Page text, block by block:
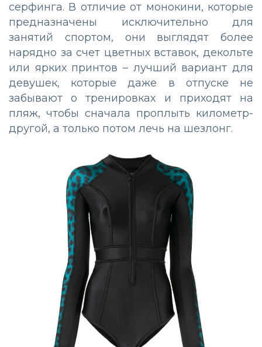
серфинга. В отличие от монокини, которые
предназначены исключительно для
занятий спортом, они выглядят более
нарядно за счет цветных вставок, декольте
или ярких принтов – лучший вариант для
девушек, которые даже в отпуске не
забывают о тренировках и приходят на
пляж, чтобы сначала проплыть километр-
другой, а только потом лечь на шезлонг.